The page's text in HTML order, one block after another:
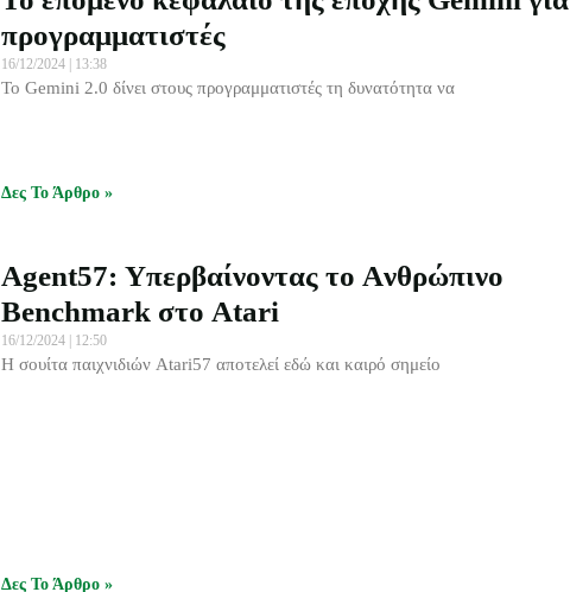
προγραμματιστές
16/12/2024 13:38
Το Gemini 2.0 δίνει στους προγραμματιστές τη δυνατότητα να
Δες Το Άρθρο »
Agent57: Υπερβαίνοντας το Aνθρώπινο
Benchmark στο Atari
16/12/2024 12:50
Η σουίτα παιχνιδιών Atari57 αποτελεί εδώ και καιρό σημείο
Δες Το Άρθρο »